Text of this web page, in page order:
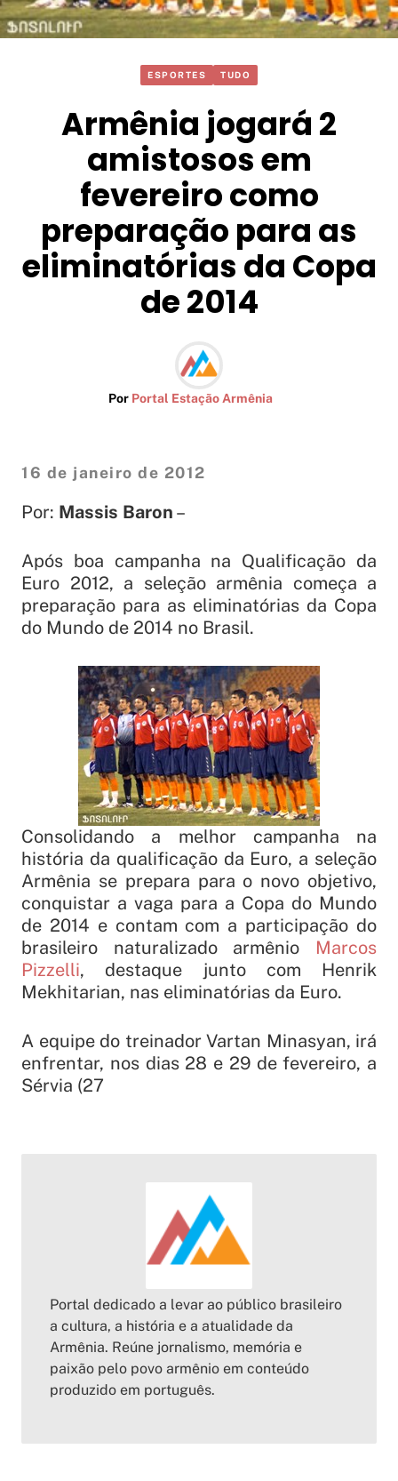
ESPORTES TUDO
Armênia jogará 2
amistosos em
fevereiro como
preparação para as
eliminatórias da Copa
de 2014
Por Portal Estação Armênia
16 de janeiro de 2012
Por: Massis Baron –
Após boa campanha na Qualificação da
Euro 2012, a seleção armênia começa a
preparação para as eliminatórias da Copa
do Mundo de 2014 no Brasil.
Consolidando a melhor campanha na
história da qualificação da Euro, a seleção
Armênia se prepara para o novo objetivo,
conquistar a vaga para a Copa do Mundo
de 2014 e contam com a participação do
brasileiro naturalizado armênio Marcos
Pizzelli, destaque junto com Henrik
Mekhitarian, nas eliminatórias da Euro.
A equipe do treinador Vartan Minasyan, irá
enfrentar, nos dias 28 e 29 de fevereiro, a
Sérvia (27
Portal dedicado a levar ao público brasileiro
a cultura, a história e a atualidade da
Armênia. Reúne jornalismo, memória e
paixão pelo povo armênio em conteúdo
produzido em português.